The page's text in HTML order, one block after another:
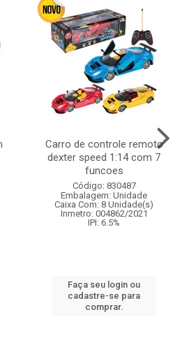
Carro de controle remoto
dexter speed 1:14 com 7
funcoes
Código: 830487
Embalagem: Unidade
Caixa Com: 8 Unidade(s)
Inmetro: 004862/2021
IPI: 6.5%
Faça seu login ou
cadastre-se para
comprar.